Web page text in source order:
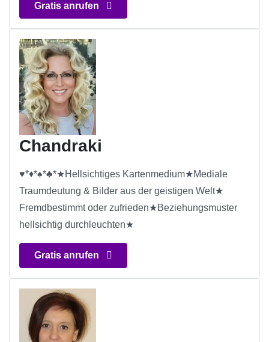
Gratis anrufen
Chandraki
♥*♦*♠*♣*★Hellsichtiges Kartenmedium★Mediale
Traumdeutung & Bilder aus der geistigen Welt★
Fremdbestimmt oder zufrieden★Beziehungsmuster
hellsichtig durchleuchten★
Gratis anrufen